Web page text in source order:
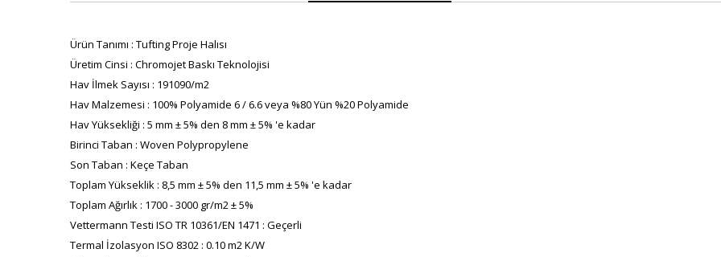
Ürün Tanımı : Tufting Proje Halısı
Üretim Cinsi : Chromojet Baskı Teknolojisi
Hav İlmek Sayısı : 191090/m2
Hav Malzemesi : 100% Polyamide 6 / 6.6 veya %80 Yün %20 Polyamide
Hav Yüksekliği : 5 mm ± 5% den 8 mm ± 5% 'e kadar
Birinci Taban : Woven Polypropylene
Son Taban : Keçe Taban
Toplam Yükseklik : 8,5 mm ± 5% den 11,5 mm ± 5% 'e kadar
Toplam Ağırlık : 1700 - 3000 gr/m2 ± 5%
Vettermann Testi ISO TR 10361/EN 1471 : Geçerli
Termal İzolasyon ISO 8302 : 0.10 m2 K/W